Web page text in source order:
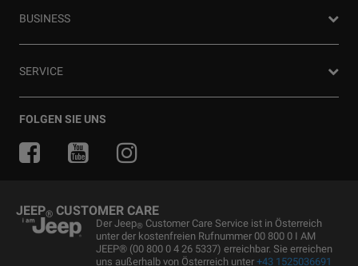
80ᵀᴴ Anniversary
Jeep & Juventus
BUSINESS
Business Center
Angebot anfordern
Informiert bleiben
SERVICE
FlexCare
Alle Services
Kundendienst
Servicepartner finden
FOLGEN SIE UNS
JEEP® CUSTOMER CARE
Der Jeep® Customer Care Service ist in Österreich
unter der kostenfreien Rufnummer 00 800 0 I AM
JEEP® (00 800 0 4 26 5337) erreichbar. Sie erreichen
uns außerhalb von Österreich unter +43 1525036691